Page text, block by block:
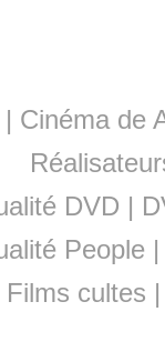
| Cinéma de
DVD |
People
Films cultes